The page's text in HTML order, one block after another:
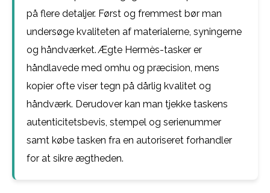
på flere detaljer. Først og fremmest bør man
undersøge kvaliteten af materialerne, syningerne
og håndværket. Ægte Hermès-tasker er
håndlavede med omhu og præcision, mens
kopier ofte viser tegn på dårlig kvalitet og
håndværk. Derudover kan man tjekke taskens
autenticitetsbevis, stempel og serienummer
samt købe tasken fra en autoriseret forhandler
for at sikre ægtheden.